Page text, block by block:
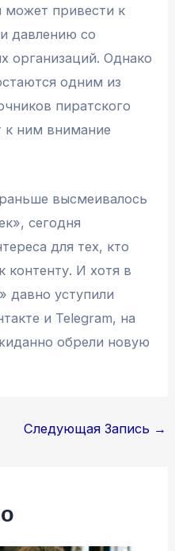
может привести к
давлению со
организаций. Однако
одним из
пиратского
к ним внимание
высмеивалось
сегодня
для тех, кто
контенту. И хотя в
давно уступили
и Telegram, на
обрели новую
Следующая Запись →